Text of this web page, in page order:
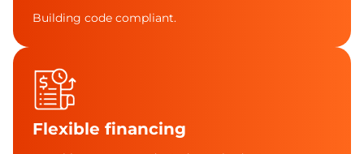
Building code compliant.
Flexible financing